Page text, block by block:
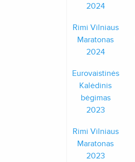
2024
Rimi Vilniaus
Maratonas
2024
Eurovaistinės
Kalėdinis
bėgimas
2023
Rimi Vilniaus
Maratonas
2023